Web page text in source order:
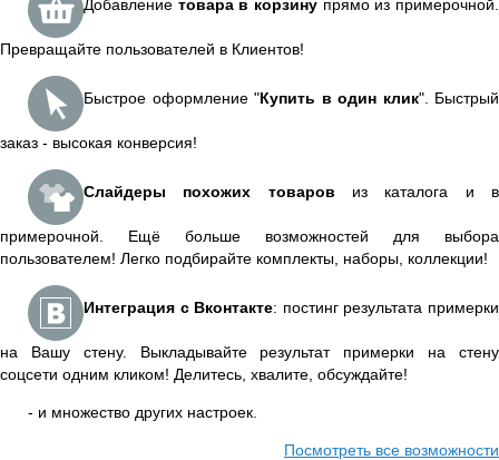
Добавление товара в корзину прямо из примерочной.
Превращайте пользователей в Клиентов!
Быстрое оформление "Купить в один клик". Быстрый
заказ - высокая конверсия!
Слайдеры похожих товаров из каталога и в
примерочной. Ещё больше возможностей для выбора
пользователем! Легко подбирайте комплекты, наборы, коллекции!
Интеграция с Вконтакте: постинг результата примерки
на Вашу стену. Выкладывайте результат примерки на стену
соцсети одним кликом! Делитесь, хвалите, обсуждайте!
- и множество других настроек.
Посмотреть все возможности